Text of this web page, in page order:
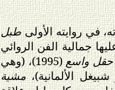
في روايته الأولىطبل
جمالية الفن الروائي
حقل واسع
(1995)، (وهي
الألمانية)،مشية